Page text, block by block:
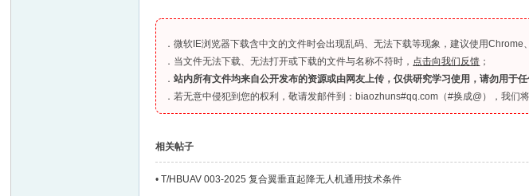
．微软IE浏览器下载含中文的文件时会出现乱码、无法下载等现象，建议使用Chrome
．当文件无法下载、无法打开或下载的文件与名称不符时， 点击向我们反馈 ；
．站内所有文件均来自公开发布的资源或由网友上传，仅供研究学习使用，请勿用于任
．若无意中侵犯到您的权利，敬请发邮件到：biaozhuns#qq.com（#换成@），我们
相关帖子
•T/HBUAV 003-2025 复合翼垂直起降无人机通用技术条件